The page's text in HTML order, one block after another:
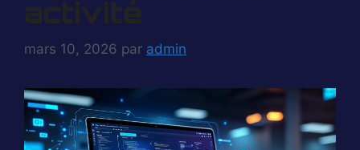
activité
mars 10, 2026 par admin